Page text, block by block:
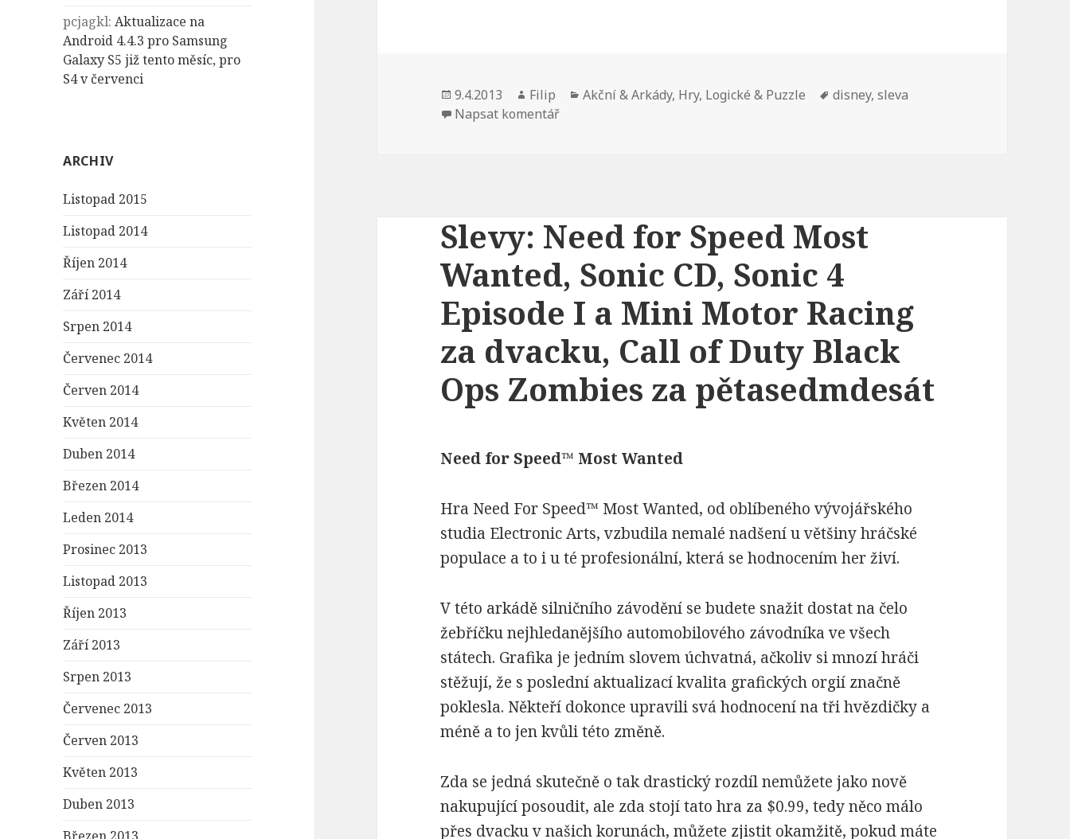
pcjagkl:Aktualizace na
Android 4.4.3 pro Samsung
Galaxy S5 již tento měsíc, pro
S4 v červenci
ARCHIV
Listopad 2015
Listopad 2014
Říjen 2014
Září 2014
Srpen 2014
Červenec 2014
Červen 2014
Květen 2014
Duben 2014
Březen 2014
Leden 2014
Prosinec 2013
Listopad 2013
Říjen 2013
Září 2013
Srpen 2013
Červenec 2013
Červen 2013
Květen 2013
Duben 2013
Publikováno:
9.4.2013 Autor:
Filip Rubriky:
Akční & Arkády, Hry, Logické & Puzzle Štítky:
disney,sleva
Napsat komentář
Slevy: Need for Speed Most
Wanted, Sonic CD, Sonic 4
Episode I a Mini Motor Racing
za dvacku, Call of Duty Black
Ops Zombies za pětasedmdesát
Need for Speed™ Most Wanted
Hra Need For Speed™ Most Wanted, od oblíbeného vývojářského
studia Electronic Arts, vzbudila nemalé nadšení u většiny hráčské
populace a to i u té profesionální, která se hodnocením her živí.
V této arkádě silničního závodění se budete snažit dostat na čelo
žebříčku nejhledanějšího automobilového závodníka ve všech
státech. Grafika je jedním slovem úchvatná, ačkoliv si mnozí hráči
stěžují, že s poslední aktualizací kvalita grafických orgií značně
poklesla. Někteří dokonce upravili svá hodnocení na tři hvězdičky a
méně a to jen kvůli této změně.
Zda se jedná skutečně o tak drastický rozdíl nemůžete jako nově
nakupující posoudit, ale zda stojí tato hra za $0.99, tedy něco málo
přes dvacku v našich korunách, můžete zjistit okamžitě, pokud máte